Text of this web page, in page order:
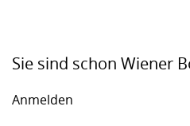
Sie sind schon Wiener
Anmelden